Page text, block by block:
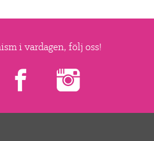
▼
i vardagen, följ oss!